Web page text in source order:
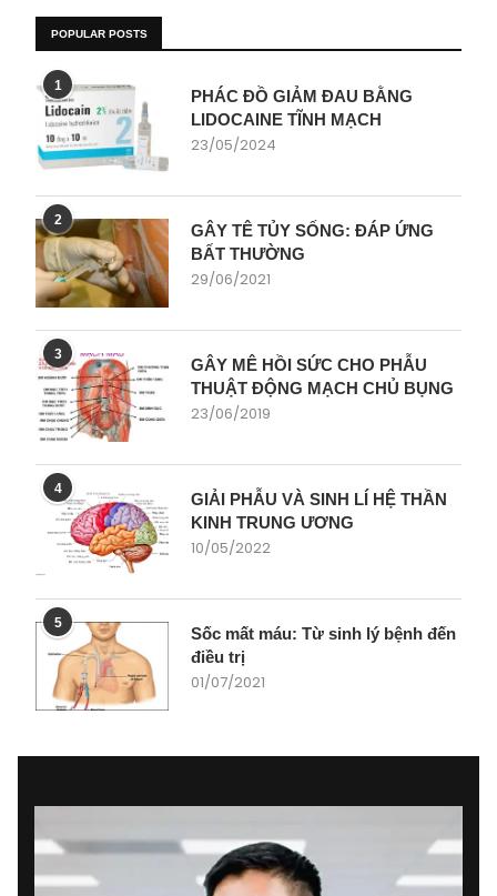
POPULAR POSTS
1
PHÁC ĐỒ GIẢM ĐAU BẰNG
LIDOCAINE TĨNH MẠCH
23/05/2024
2
GÂY TÊ TỦY SỐNG: ĐÁP ỨNG
BẤT THƯỜNG
29/06/2021
3
GÂY MÊ HỒI SỨC CHO PHẪU
THUẬT ĐỘNG MẠCH CHỦ BỤNG
23/06/2019
4
GIẢI PHẪU VÀ SINH LÍ HỆ THẦN
KINH TRUNG ƯƠNG
10/05/2022
5
Sốc mất máu: Từ sinh lý bệnh đến
điều trị
01/07/2021